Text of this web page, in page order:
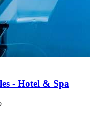
- Hotel & Spa